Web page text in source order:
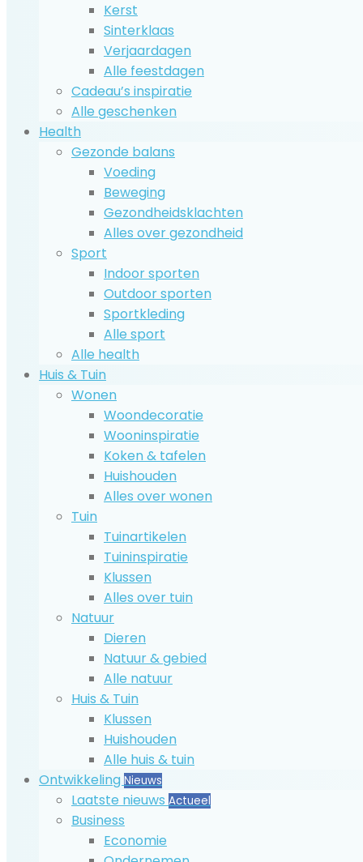
Kerst
Sinterklaas
Verjaardagen
Alle feestdagen
Cadeau’s inspiratie
Alle geschenken
Health
Gezonde balans
Voeding
Beweging
Gezondheidsklachten
Alles over gezondheid
Sport
Indoor sporten
Outdoor sporten
Sportkleding
Alle sport
Alle health
Huis & Tuin
Wonen
Woondecoratie
Wooninspiratie
Koken & tafelen
Huishouden
Alles over wonen
Tuin
Tuinartikelen
Tuininspiratie
Klussen
Alles over tuin
Natuur
Dieren
Natuur & gebied
Alle natuur
Huis & Tuin
Klussen
Huishouden
Alle huis & tuin
Ontwikkeling Nieuws
Laatste nieuws Actueel
Business
Economie